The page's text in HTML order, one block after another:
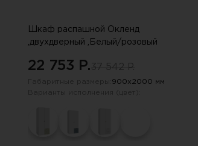
Шкаф распашной Окленд
,двухдверный ,Белый/розовый
22 753 P.
900х2000 мм